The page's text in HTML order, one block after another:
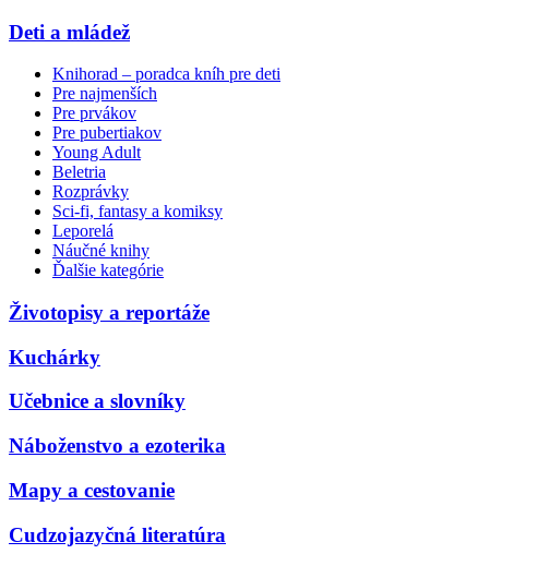
Deti a mládež
Knihorad – poradca kníh pre deti
Pre najmenších
Pre prvákov
Pre pubertiakov
Young Adult
Beletria
Rozprávky
Sci-fi, fantasy a komiksy
Leporelá
Náučné knihy
Ďalšie kategórie
Životopisy a reportáže
Kuchárky
Učebnice a slovníky
Náboženstvo a ezoterika
Mapy a cestovanie
Cudzojazyčná literatúra